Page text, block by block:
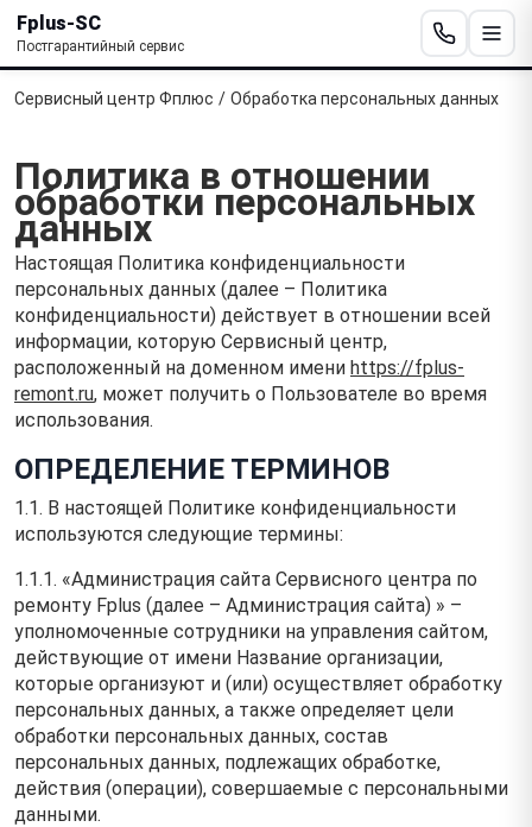
Fplus-SC
Постгарантийный сервис
Сервисный центр Фплюс / Обработка персональных данных
Политика в отношении
обработки персональных
данных
Настоящая Политика конфиденциальности
персональных данных (далее – Политика
конфиденциальности) действует в отношении всей
информации, которую Сервисный центр,
расположенный на доменном имени https://fplus-
remont.ru, может получить о Пользователе во время
использования.
ОПРЕДЕЛЕНИЕ ТЕРМИНОВ
1.1. В настоящей Политике конфиденциальности
используются следующие термины:
1.1.1. «Администрация сайта Сервисного центра по
ремонту Fplus (далее – Администрация сайта) » –
уполномоченные сотрудники на управления сайтом,
действующие от имени Название организации,
которые организуют и (или) осуществляет обработку
персональных данных, а также определяет цели
обработки персональных данных, состав
персональных данных, подлежащих обработке,
действия (операции), совершаемые с персональными
данными.